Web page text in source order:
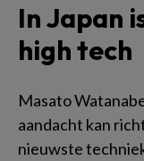
In Japan
high tech
Masato
aandacht kan
nieuwste